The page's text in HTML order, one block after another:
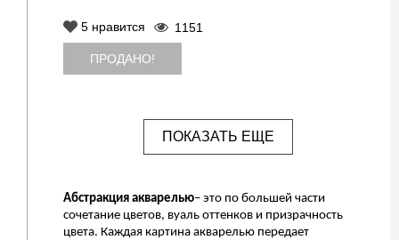
5 нравится 1151
ПРОДАНО!
ПОКАЗАТЬ ЕЩЕ
Абстракция акварелью– это по большей части
сочетание цветов, вуаль оттенков и призрачность
цвета. Каждая картина акварелью передает